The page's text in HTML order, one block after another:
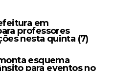
em
professores
nesta quinta (7)
esquema
para eventos no